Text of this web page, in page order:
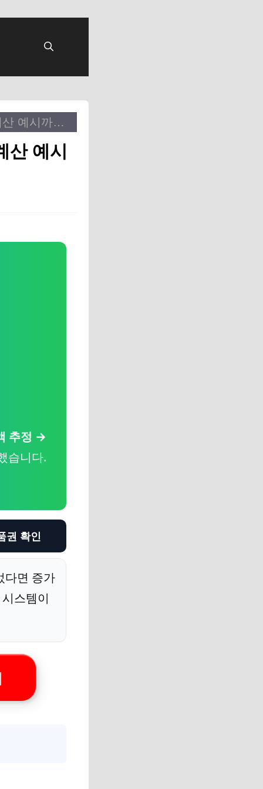
신한카드 상생페이백 신청방법 | 내 환급액 계산 예시까지 한방 정리
예시
추정 →
습니다.
권 확인
다면 증가
스템이